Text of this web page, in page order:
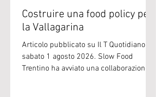
Costruire una food policy per
la Vallagarina
Articolo pubblicato su Il T Quotidiano di
sabato 1 agosto 2026. Slow Food
Trentino ha avviato una collaborazione